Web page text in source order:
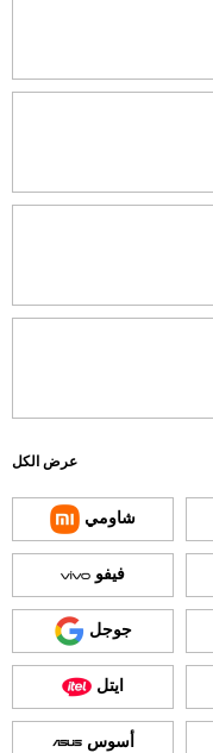
عرض الكل
شاومي
فيفو
جوجل
ايتل
أسوس